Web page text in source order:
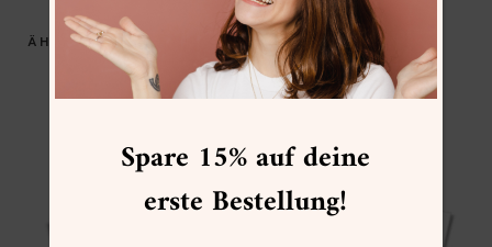
ÄHNLICHE PRODUKTE
Spare 15% auf deine
erste Bestellung!